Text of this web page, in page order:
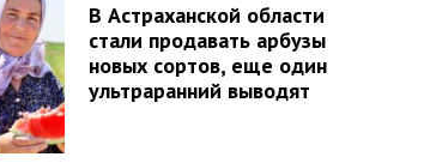
В Астраханской области
стали продавать арбузы
новых сортов, еще один
ультраранний выводят